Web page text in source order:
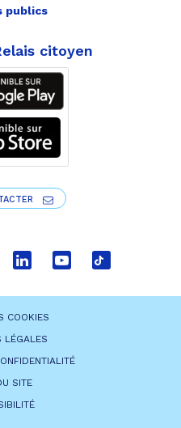
Lien
Linkedin
Lien
Lien
publics
citoyen
COOKIES
LÉGALES
SITE